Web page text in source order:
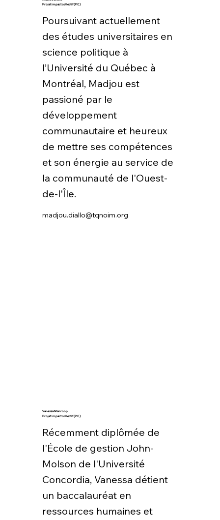
Projet impact collectif (PIC)
Poursuivant actuellement
des études universitaires en
science politique à
l’Université du Québec à
Montréal, Madjou est
passioné par le
développement
communautaire et heureux
de mettre ses compétences
et son énergie au service de
la communauté de l'Ouest-
de-l'Île.
madjou.diallo@tqnoim.org
Vanessa Manroop
Projet impact collectif (PIC)
Récemment diplômée de
l'École de gestion John-
Molson de l'Université
Concordia, Vanessa détient
un baccalauréat en
ressources humaines et